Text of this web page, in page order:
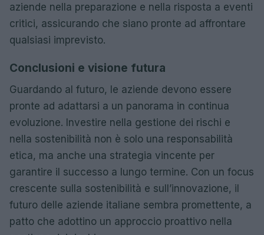
aziende nella preparazione e nella risposta a eventi
critici, assicurando che siano pronte ad affrontare
qualsiasi imprevisto.
Conclusioni e visione futura
Guardando al futuro, le aziende devono essere
pronte ad adattarsi a un panorama in continua
evoluzione. Investire nella gestione dei rischi e
nella sostenibilità non è solo una responsabilità
etica, ma anche una strategia vincente per
garantire il successo a lungo termine. Con un focus
crescente sulla sostenibilità e sull’innovazione, il
futuro delle aziende italiane sembra promettente, a
patto che adottino un approccio proattivo nella